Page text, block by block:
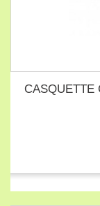
CASQUETTE